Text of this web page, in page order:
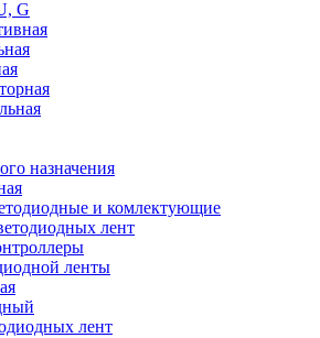
G
назначения
и комлектующие
лент
ленты
лент